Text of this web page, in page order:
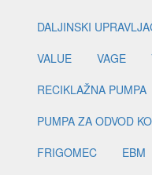
DALJINSKI
VALUE
VAGE
RECIKLAŽNA PUMPA
PUMPA ZA ODVOD
FRIGOMEC
EBM